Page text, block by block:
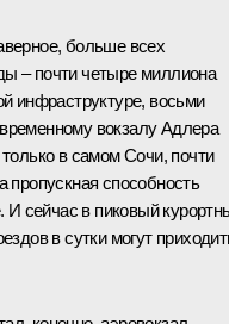
больше всех
– почти четыре миллиона
инфраструктуре, восьми
вокзалу Адлера
в самом Сочи, почти
пропускная способность
И сейчас в пиковый
в сутки могут